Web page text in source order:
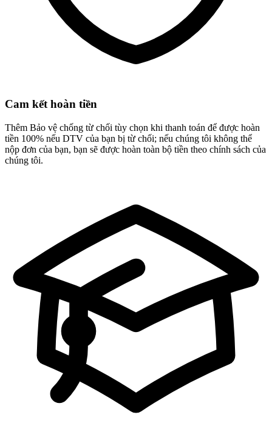
Cam kết hoàn tiền
Thêm Bảo vệ chống từ chối tùy chọn khi thanh toán để được hoàn
tiền 100% nếu DTV của bạn bị từ chối; nếu chúng tôi không thể
nộp đơn của bạn, bạn sẽ được hoàn toàn bộ tiền theo chính sách của
chúng tôi.